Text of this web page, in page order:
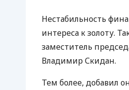
Нестабильность
интереса к золоту.
заместитель
Владимир Скидан.
Тем более, добавил